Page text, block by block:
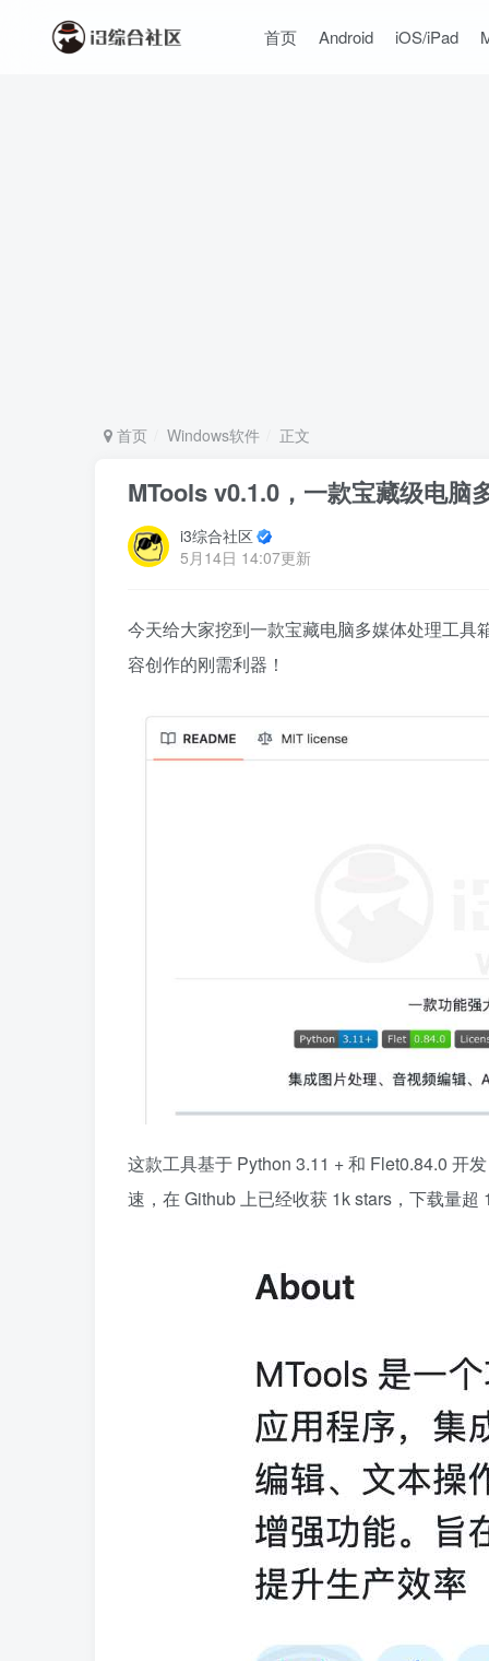
首页 Android iOS/iPad
首页 Windows软件 正文
MTools v0.1.0，一款宝藏级电脑
i3综合社区
5月14日 14:07更新
今天给大家挖到一款宝藏电脑多媒体处理工
容创作的刚需利器！
这款工具基于 Python 3.11 + 和 Flet0.84.0 开
速，在 Github 上已经收获 1k stars，下载量超